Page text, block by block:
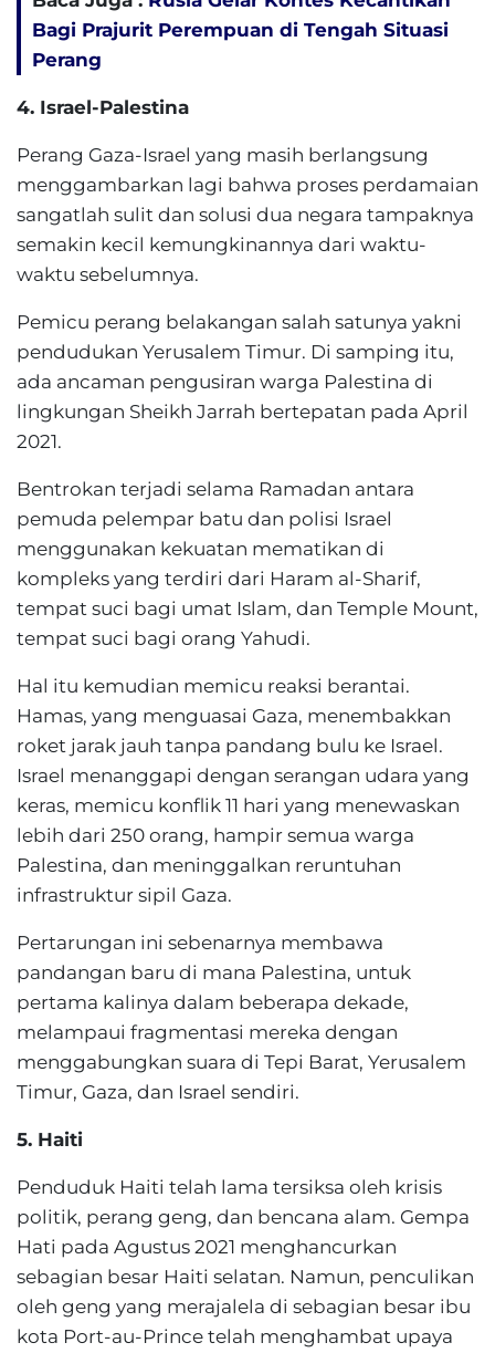
Bagi Prajurit Perempuan di Tengah Situasi
Perang
4. Israel-Palestina
Perang Gaza-Israel yang masih berlangsung
menggambarkan lagi bahwa proses perdamaian
sangatlah sulit dan solusi dua negara tampaknya
semakin kecil kemungkinannya dari waktu-
waktu sebelumnya.
Pemicu perang belakangan salah satunya yakni
pendudukan Yerusalem Timur. Di samping itu,
ada ancaman pengusiran warga Palestina di
lingkungan Sheikh Jarrah bertepatan pada April
2021.
Bentrokan terjadi selama Ramadan antara
pemuda pelempar batu dan polisi Israel
menggunakan kekuatan mematikan di
kompleks yang terdiri dari Haram al-Sharif,
tempat suci bagi umat Islam, dan Temple Mount,
tempat suci bagi orang Yahudi.
Hal itu kemudian memicu reaksi berantai.
Hamas, yang menguasai Gaza, menembakkan
roket jarak jauh tanpa pandang bulu ke Israel.
Israel menanggapi dengan serangan udara yang
keras, memicu konflik 11 hari yang menewaskan
lebih dari 250 orang, hampir semua warga
Palestina, dan meninggalkan reruntuhan
infrastruktur sipil Gaza.
Pertarungan ini sebenarnya membawa
pandangan baru di mana Palestina, untuk
pertama kalinya dalam beberapa dekade,
melampaui fragmentasi mereka dengan
menggabungkan suara di Tepi Barat, Yerusalem
Timur, Gaza, dan Israel sendiri.
5. Haiti
Penduduk Haiti telah lama tersiksa oleh krisis
politik, perang geng, dan bencana alam. Gempa
Hati pada Agustus 2021 menghancurkan
sebagian besar Haiti selatan. Namun, penculikan
oleh geng yang merajalela di sebagian besar ibu
kota Port-au-Prince telah menghambat upaya